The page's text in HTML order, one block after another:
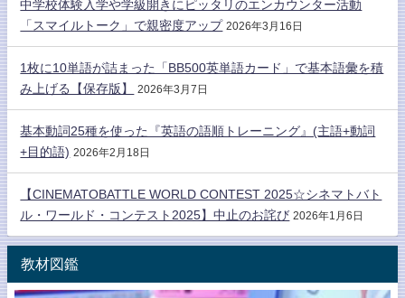
中学校体験入学や学級開きにピッタリのエンカウンター活動
「スマイルトーク」で親密度アップ 2026年3月16日
1枚に10単語が詰まった「BB500英単語カード」で基本語彙を積
み上げる【保存版】
2026年3月7日
基本動詞25種を使った『英語の語順トレーニング』(主語+動詞
+目的語) 2026年2月18日
【CINEMATOBATTLE WORLD CONTEST 2025☆シネマトバト
ル・ワールド・コンテスト2025】中止のお詫び 2026年1月6日
教材図鑑